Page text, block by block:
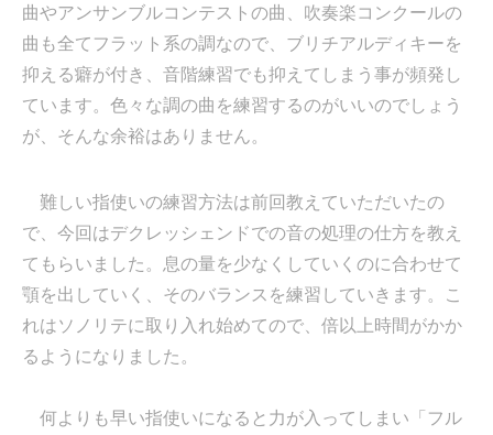
曲やアンサンブルコンテストの曲、吹奏楽コンクールの
曲も全てフラット系の調なので、ブリチアルディキーを
抑える癖が付き、音階練習でも抑えてしまう事が頻発し
ています。色々な調の曲を練習するのがいいのでしょう
が、そんな余裕はありません。
難しい指使いの練習方法は前回教えていただいたの
で、今回はデクレッシェンドでの音の処理の仕方を教え
てもらいました。息の量を少なくしていくのに合わせて
顎を出していく、そのバランスを練習していきます。こ
れはソノリテに取り入れ始めてので、倍以上時間がかか
るようになりました。
何よりも早い指使いになると力が入ってしまい「フル